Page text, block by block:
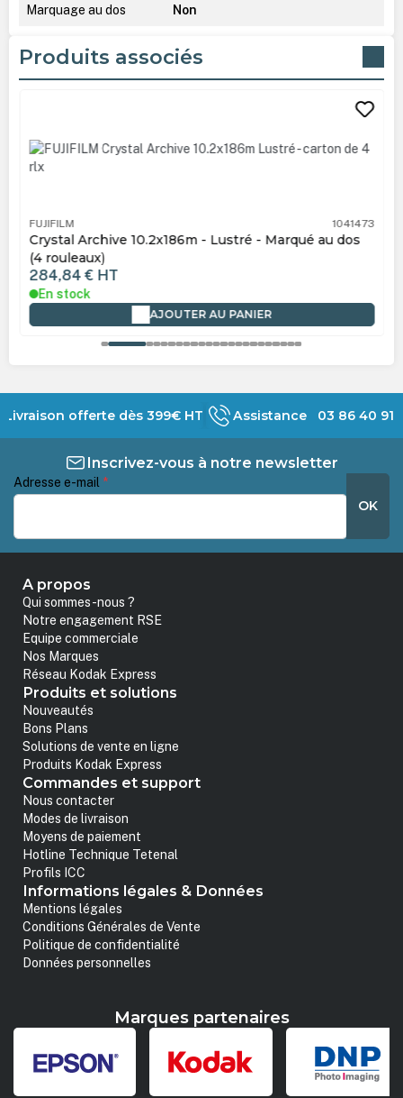
Marquage au dos Non
Produits associés
FUJIFILM 1041473
Crystal Archive 10.2x186m - Lustré - Marqué au dos
(4 rouleaux)
284,84 € HT
En stock
AJOUTER AU PANIER
Livraison offerte dès 399€ HT Assistance 03 86 40 91
Inscrivez-vous à notre newsletter
Adresse e-mail *
OK
A propos
Qui sommes-nous ?
Notre engagement RSE
Equipe commerciale
Nos Marques
Réseau Kodak Express
Produits et solutions
Nouveautés
Bons Plans
Solutions de vente en ligne
Produits Kodak Express
Commandes et support
Nous contacter
Modes de livraison
Moyens de paiement
Hotline Technique Tetenal
Profils ICC
Informations légales & Données
Mentions légales
Conditions Générales de Vente
Politique de confidentialité
Données personnelles
Marques partenaires